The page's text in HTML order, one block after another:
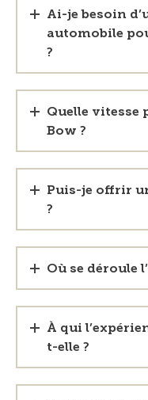
Ai-je besoin
automobile
?
Quelle vitesse
Bow ?
Puis-je offrir
?
Où se déroule
À qui
t-elle ?